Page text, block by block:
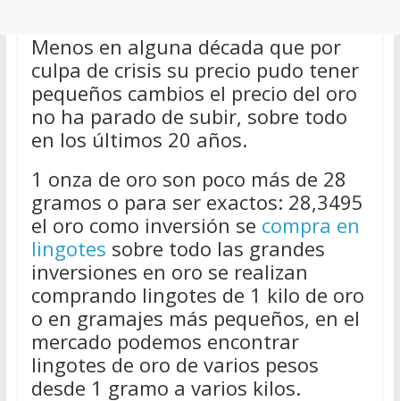
Menos en alguna década que por
culpa de crisis su precio pudo tener
pequeños cambios el precio del oro
no ha parado de subir, sobre todo
en los últimos 20 años.
1 onza de oro son poco más de 28
gramos o para ser exactos: 28,3495
el oro como inversión se compra en
lingotes sobre todo las grandes
inversiones en oro se realizan
comprando lingotes de 1 kilo de oro
o en gramajes más pequeños, en el
mercado podemos encontrar
lingotes de oro de varios pesos
desde 1 gramo a varios kilos.